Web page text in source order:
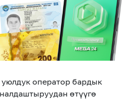
ачуучу Соц. тармактар
тандоо SIM жеткирүү
уюлдук оператор бардык
өтүүгө